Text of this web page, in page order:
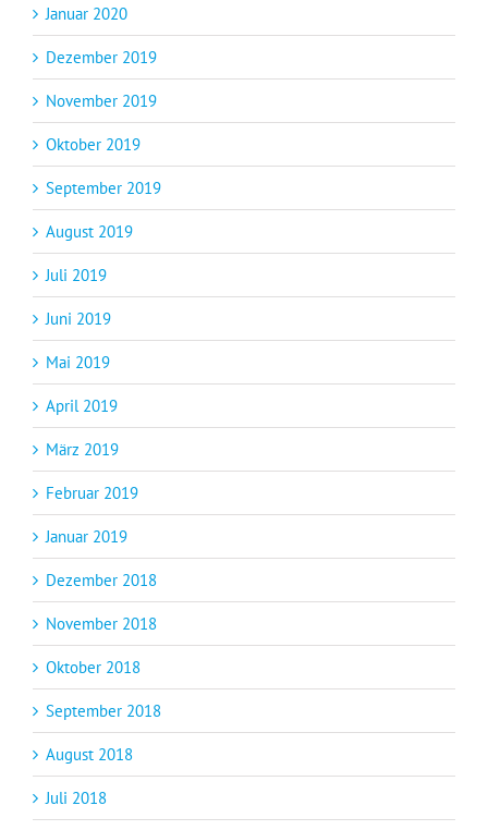
Januar 2020
Dezember 2019
November 2019
Oktober 2019
September 2019
August 2019
Juli 2019
Juni 2019
Mai 2019
April 2019
März 2019
Februar 2019
Januar 2019
Dezember 2018
November 2018
Oktober 2018
September 2018
August 2018
Juli 2018